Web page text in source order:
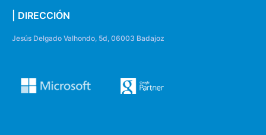
| DIRECCIÓN
Jesús Delgado Valhondo, 5d, 06003 Badajoz